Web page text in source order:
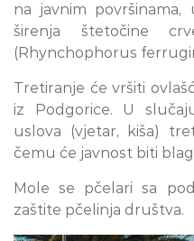
na javnim
širenja štetočine
(Rhynchophorus
Tretiranje će vršiti
iz Podgorice. U
uslova (vjetar, kiša)
čemu će javnost biti
Mole se pčelari sa
zaštite pčelinja društva.